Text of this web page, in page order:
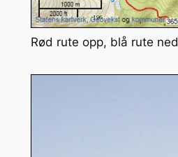
Rød rute opp, blå rute ned